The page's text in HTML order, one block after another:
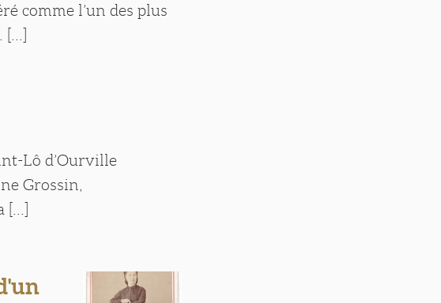
comme l’un des plus
[...]
Lô d’Ourville
Grossin,